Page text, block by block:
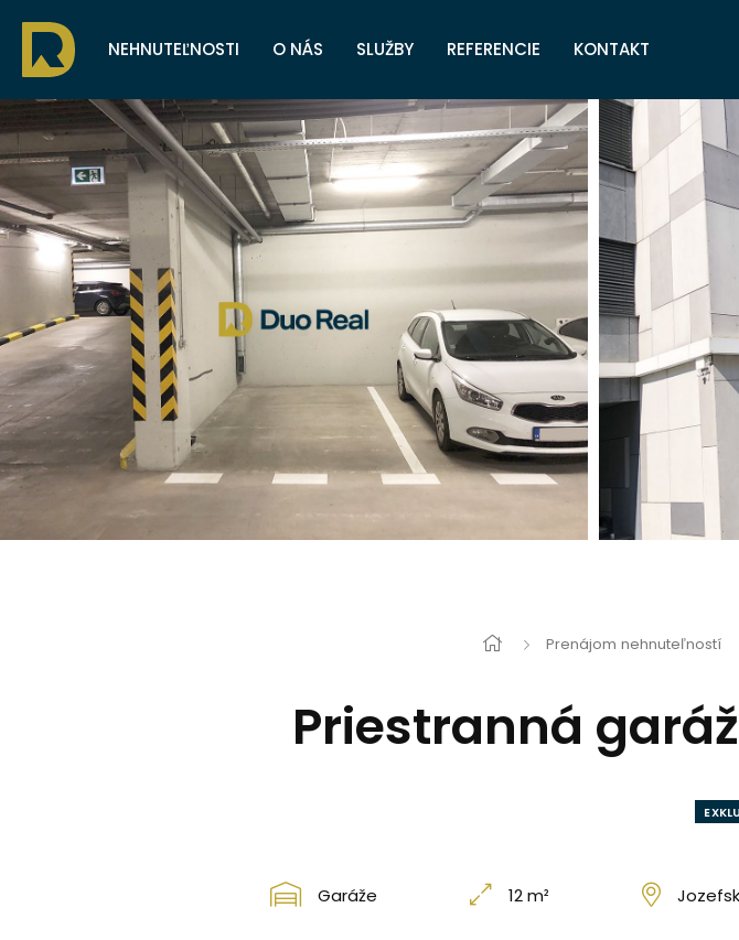
NEHNUTEĽNOSTI O NÁS SLUŽBY REFERENCIE KONTAKT
Prenájom nehnuteľností
Priestranná
Garáže 12 m²